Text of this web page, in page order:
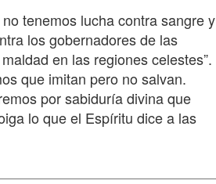
no tenemos lucha contra sangre y
los gobernadores de las
en las regiones celestes”.
que imitan pero no salvan.
por sabiduría divina que
lo que el Espíritu dice a las